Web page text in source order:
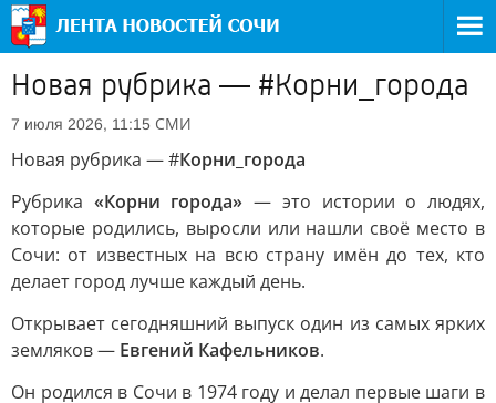
Новая рубрика — #Корни_города
7 июля 2026, 11:15 СМИ
Новая рубрика — #Корни_города
Рубрика «Корни города»— это истории о людях,
которые родились, выросли или нашли своё место в
Сочи: от известных на всю страну имён до тех, кто
делает город лучше каждый день.
Открывает сегодняшний выпуск один из самых ярких
земляков — Евгений Кафельников.
Он родился в Сочи в 1974 году и делал первые шаги в